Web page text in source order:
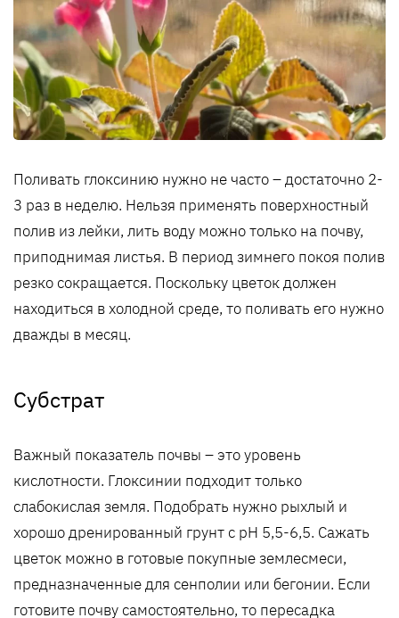
Поливать глоксинию нужно не часто – достаточно 2-
3 раз в неделю. Нельзя применять поверхностный
полив из лейки, лить воду можно только на почву,
приподнимая листья. В период зимнего покоя полив
резко сокращается. Поскольку цветок должен
находиться в холодной среде, то поливать его нужно
дважды в месяц.
Субстрат
Важный показатель почвы – это уровень
кислотности. Глоксинии подходит только
слабокислая земля. Подобрать нужно рыхлый и
хорошо дренированный грунт с pH 5,5-6,5. Сажать
цветок можно в готовые покупные землесмеси,
предназначенные для сенполии или бегонии. Если
готовите почву самостоятельно, то пересадка